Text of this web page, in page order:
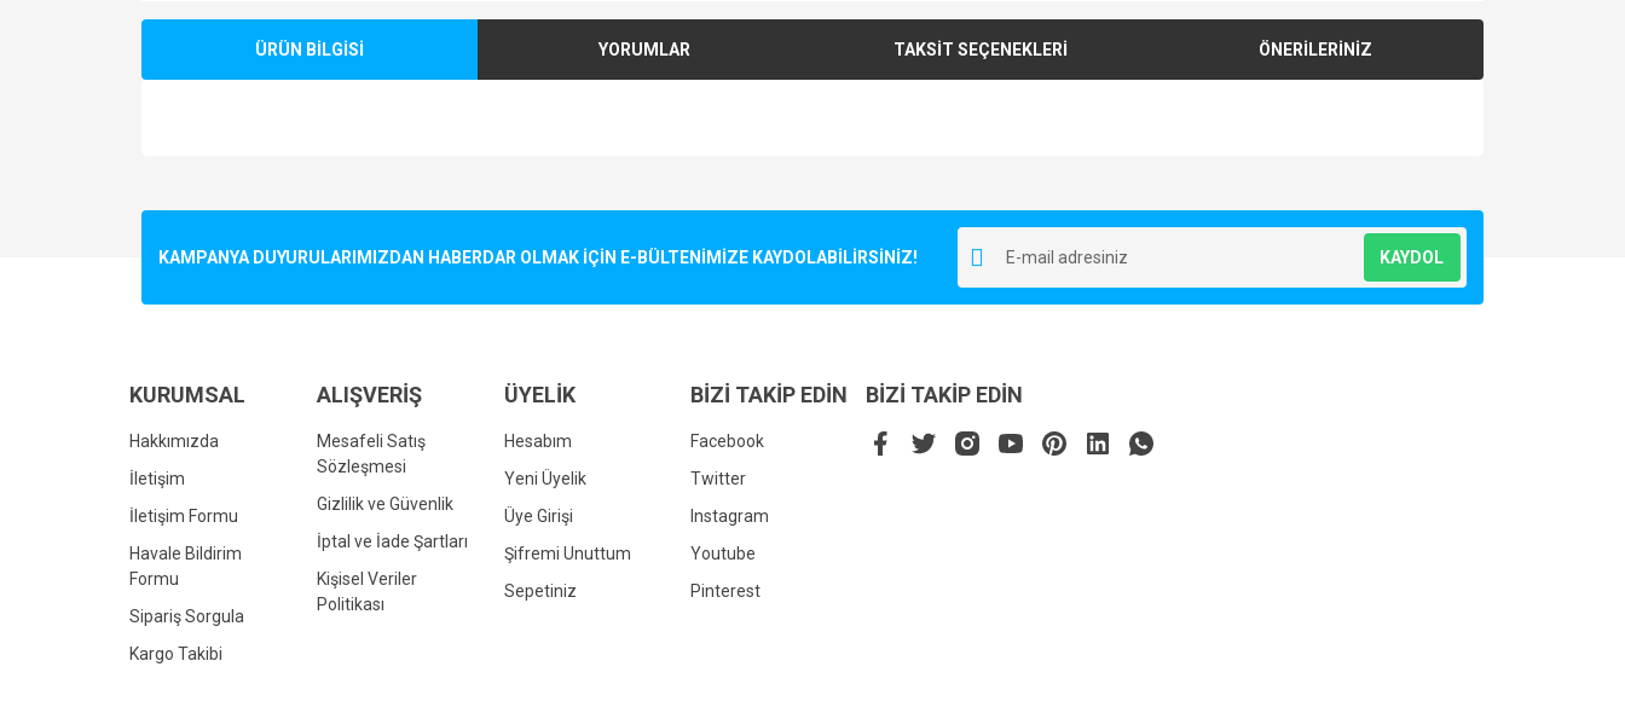
ÜRÜN BİLGİSİ YORUMLAR TAKSİT SEÇENEKLERİ ÖNERİLERİNİZ
Ürün resmi kalitesiz, bozuk veya görüntülenemiyor.
Bu ürüne benzer farklı alternatifler olmalı.
KAMPANYA DUYURULARIMIZDAN HABERDAR OLMAK İÇİN E-BÜLTENİMİZE KAYDOLABİLİRSİNİZ! KAYDOL
KURUMSAL
Hakkımızda
İletişim
İletişim Formu
Havale Bildirim
Formu
Sipariş Sorgula
Kargo Takibi
ALIŞVERİŞ
Mesafeli Satış
Sözleşmesi
Gizlilik ve Güvenlik
İptal ve İade Şartları
Kişisel Veriler
Politikası
ÜYELİK
Hesabım
Yeni Üyelik
Üye Girişi
Şifremi Unuttum
Sepetiniz
BİZİ TAKİP EDİN
Facebook
Twitter
Instagram
Youtube
Pinterest
BİZİ TAKİP EDİN